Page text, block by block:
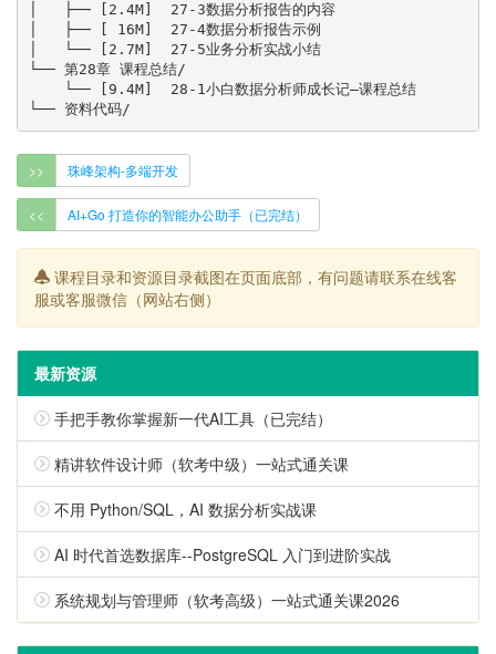
│   ├── [2.4M]  27-3数据分析报告的内容
│   ├── [ 16M]  27-4数据分析报告示例
│   └── [2.7M]  27-5业务分析实战小结
└── 第28章 课程总结/
>> 珠峰架构-多端开发
<< AI+Go 打造你的智能办公助手（已完结）
课程目录和资源目录截图在页面底部，有问题请联系在线客
服或客服微信（网站右侧）
最新资源
手把手教你掌握新一代AI工具（已完结）
精讲软件设计师（软考中级）一站式通关课
不用 Python/SQL，AI 数据分析实战课
AI 时代首选数据库--PostgreSQL 入门到进阶实战
系统规划与管理师（软考高级）一站式通关课2026